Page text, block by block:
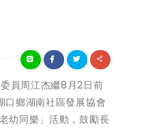
員周江杰繼8月2日前
口鄉湖南社區發展協會
幼同樂」活動，鼓勵長